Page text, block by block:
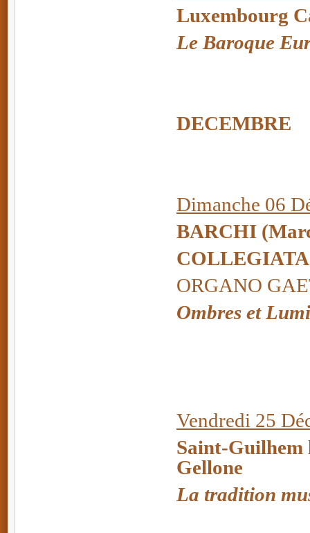
Luxembourg
Le Baroque
DECEMBRE
Dimanche 06
BARCHI
ORGANO
Ombres et
Vendredi 25
Saint-Guilhem
Gellone
La tradition